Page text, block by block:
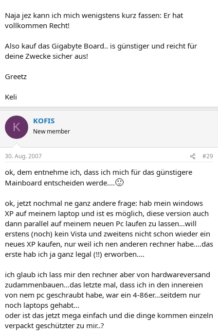
Naja jez kann ich mich wenigstens kurz fassen: Er hat
vollkommen Recht!
Also kauf das Gigabyte Board.. is günstiger und reicht für
deine Zwecke sicher aus!
Greetz
Keli
K KOFIS
New member
30. Aug. 2007 #29
ok, dem entnehme ich, dass ich mich für das günstigere
Mainboard entscheiden werde....🙂
ok, jetzt nochmal ne ganz andere frage: hab mein windows
XP auf meinem laptop und ist es möglich, diese version auch
dann parallel auf meinem neuen Pc laufen zu lassen...will
erstens (noch) kein Vista und zweitens nicht schon wieder ein
neues XP kaufen, nur weil ich nen anderen rechner habe....das
erste hab ich ja ganz legal (!!) erworben....​
ich glaub ich lass mir den rechner aber von hardwareversand
zudammenbauen...das letzte mal, dass ich in den innereien
von nem pc geschraubt habe, war ein 4-86er...seitdem nur
noch laptops gehabt...
oder ist das jetzt mega einfach und die dinge kommen einzeln
verpackt geschützter zu mir..?​